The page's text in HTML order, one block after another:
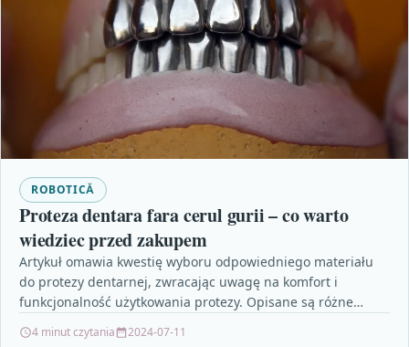
ROBOTICĂ
Proteza dentara fara cerul gurii – co warto
wiedziec przed zakupem
Artykuł omawia kwestię wyboru odpowiedniego materiału
do protezy dentarnej, zwracając uwagę na komfort i
funkcjonalność użytkowania protezy. Opisane są różne
4 minut czytania 2024-07-11